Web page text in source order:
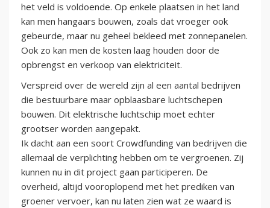
het veld is voldoende. Op enkele plaatsen in het land
kan men hangaars bouwen, zoals dat vroeger ook
gebeurde, maar nu geheel bekleed met zonnepanelen.
Ook zo kan men de kosten laag houden door de
opbrengst en verkoop van elektriciteit.
Verspreid over de wereld zijn al een aantal bedrijven
die bestuurbare maar opblaasbare luchtschepen
bouwen. Dit elektrische luchtschip moet echter
grootser worden aangepakt.
Ik dacht aan een soort Crowdfunding van bedrijven die
allemaal de verplichting hebben om te vergroenen. Zij
kunnen nu in dit project gaan participeren. De
overheid, altijd vooroplopend met het prediken van
groener vervoer, kan nu laten zien wat ze waard is